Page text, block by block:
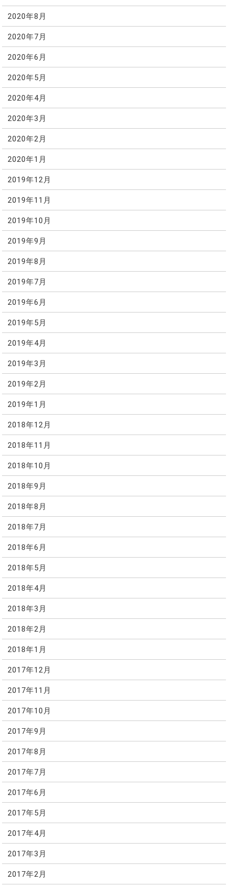
2020年8月
2020年7月
2020年6月
2020年5月
2020年4月
2020年3月
2020年2月
2020年1月
2019年12月
2019年11月
2019年10月
2019年9月
2019年8月
2019年7月
2019年6月
2019年5月
2019年4月
2019年3月
2019年2月
2019年1月
2018年12月
2018年11月
2018年10月
2018年9月
2018年8月
2018年7月
2018年6月
2018年5月
2018年4月
2018年3月
2018年2月
2018年1月
2017年12月
2017年11月
2017年10月
2017年9月
2017年8月
2017年7月
2017年6月
2017年5月
2017年4月
2017年3月
2017年2月